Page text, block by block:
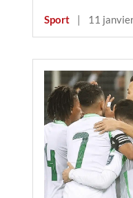
Sport | 11